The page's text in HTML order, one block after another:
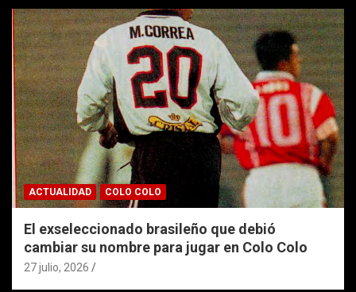
ACTUALIDAD COLO COLO
El exseleccionado brasileño que debió
cambiar su nombre para jugar en Colo Colo
27 julio, 2026